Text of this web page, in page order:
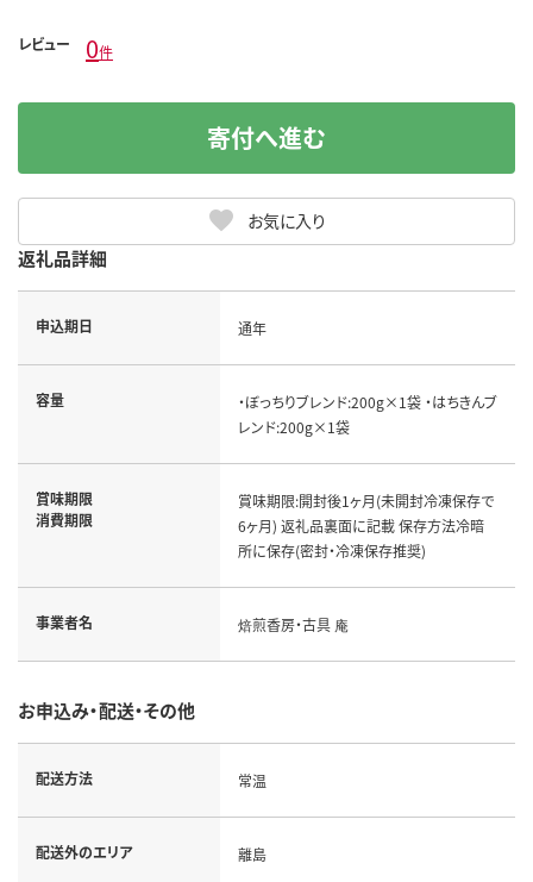
レビュー 0件
お気に入り
寄付へ進む
返礼品詳細
申込期日 通年
容量
・ぼっちりブレンド:200g×1袋 ・はちきんブ
レンド:200g×1袋
賞味期限
消費期限
賞味期限:開封後1ヶ月(未開封冷凍保存で
6ヶ月) 返礼品裏面に記載 保存方法冷暗
所に保存(密封・冷凍保存推奨)
事業者名 焙煎香房・古具 庵
お申込み・配送・その他
配送方法 常温
配送外のエリア 離島